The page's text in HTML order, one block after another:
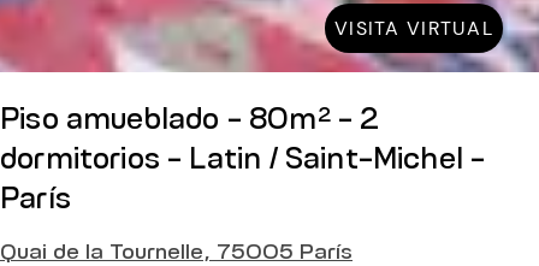
VISITA VIRTUAL
Piso amueblado - 80m² - 2
dormitorios - Latin / Saint-Michel -
París
Quai de la Tournelle, 75005 París